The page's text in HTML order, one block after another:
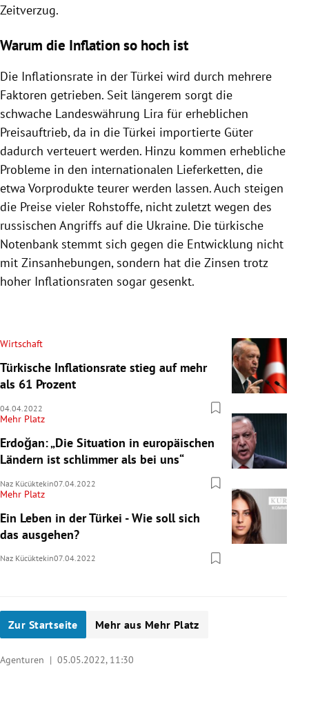
Zeitverzug.
Warum die Inflation so hoch ist
Die Inflationsrate in der Türkei wird durch mehrere
Faktoren getrieben. Seit längerem sorgt die
schwache Landeswährung Lira für erheblichen
Preisauftrieb, da in die Türkei importierte Güter
dadurch verteuert werden. Hinzu kommen erhebliche
Probleme in den internationalen Lieferketten, die
etwa Vorprodukte teurer werden lassen. Auch steigen
die Preise vieler Rohstoffe, nicht zuletzt wegen des
russischen Angriffs auf die Ukraine. Die türkische
Notenbank stemmt sich gegen die Entwicklung nicht
mit Zinsanhebungen, sondern hat die Zinsen trotz
hoher Inflationsraten sogar gesenkt.
Wirtschaft
Türkische Inflationsrate stieg auf mehr
als 61 Prozent
04.04.2022
Mehr Platz
Erdoğan: „Die Situation in europäischen
Ländern ist schlimmer als bei uns“
Naz Kücüktekin07.04.2022
Mehr Platz
Ein Leben in der Türkei - Wie soll sich
das ausgehen?
Naz Kücüktekin07.04.2022
Zur Startseite Mehr aus Mehr Platz
Agenturen | 05.05.2022, 11:30